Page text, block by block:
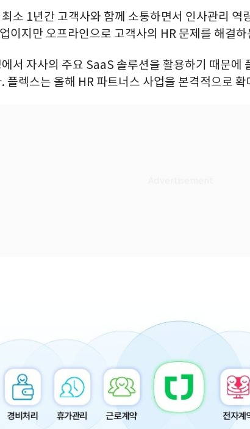
소 1년간 고객사와 함께 소통하면서 인사관리 역
이지만 오프라인으로 고객사의 HR 문제를 해결
서 자사의 주요 SaaS 솔루션을 활용하기 때문에
플렉스는 올해 HR 파트너스 사업을 본격적으로